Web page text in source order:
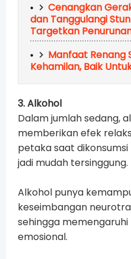
Cenangkan
dan Tanggulangi
Targetkan
Manfaat Renang
Kehamilan, Baik
3. Alkohol
Dalam jumlah sedang,
memberikan efek
petaka saat
jadi mudah tersinggung.
Alkohol punya
keseimbangan
sehingga
emosional.